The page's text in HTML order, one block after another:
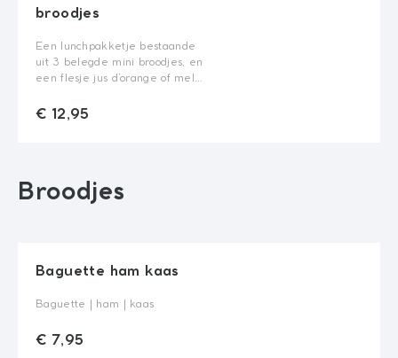
Quantity
broodjes
Een lunchpakketje bestaande
uit 3 belegde mini broodjes, en
een flesje jus d’orange of melk
Jus d'orange of melk
€ 12,95
Broodjes
Baguette ham kaas
Baguette | ham | kaas
Keuze brood
€ 7,95